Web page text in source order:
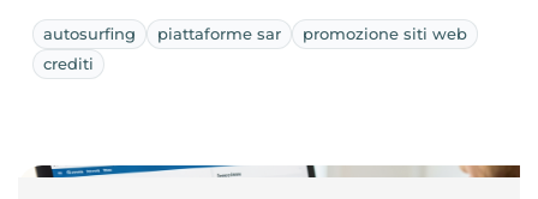
autosurfing piattaforme sar
promozione siti web
crediti